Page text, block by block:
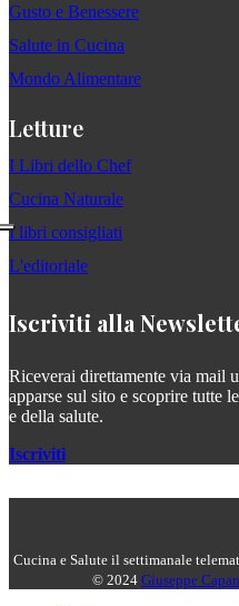
Gusto e Benessere
Salute in Cucina
Mondo Alimentare
Letture
I Libri dello Chef
Cucina Naturale
I libri consigliati
L'editoriale
Iscriviti alla
Riceverai direttamente via mail
apparse sul sito e scoprire tutte
e della salute.
Iscriviti
Cucina e Salute il settimanale
© 2024 Giuseppe